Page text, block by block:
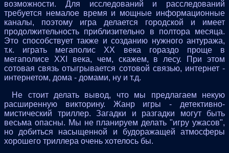
возможности. Для исследований и расследований
требуется немалое время и мощные информационные
каналы, поэтому игра делается городской и имеет
продолжительность приблизительно в полтора месяца.
Это способствует также и созданию нужного антуража,
т.к. играть мегаполис ХХ века гораздо проще в
мегаполисе ХХI века, чем, скажем, в лесу. При этом
сотовая связь отыгрывается сотовой связью, интернет -
интернетом, дома - домами, ну и т.д.
Не стоит делать вывод, что мы предлагаем некую
расширенную викторину. Жанр игры - детективно-
мистический триллер. Загадки и разгадки могут быть
весьма опасны. Мы не планируем делать "игру ужасов",
но добиться насыщенной и будоражащей атмосферы
хорошего триллера очень хотелось бы.